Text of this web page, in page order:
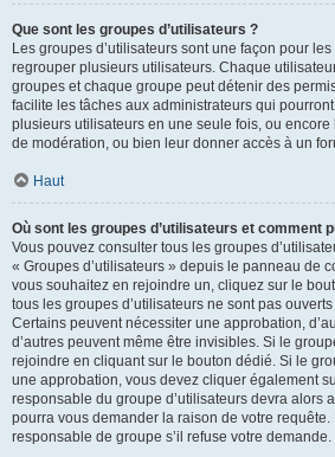
Que sont les groupes d’utilisateurs ?
Les groupes d’utilisateurs sont une façon pour
regrouper plusieurs utilisateurs. Chaque
groupes et chaque groupe peut détenir des
facilite les tâches aux administrateurs qui
plusieurs utilisateurs en une seule fois, ou
de modération, ou bien leur donner accès à un
Haut
Où sont les groupes d’utilisateurs et comment
Vous pouvez consulter tous les groupes
« Groupes d’utilisateurs » depuis le panneau de
vous souhaitez en rejoindre un, cliquez sur le
tous les groupes d’utilisateurs ne sont pas
Certains peuvent nécessiter une approbation,
d’autres peuvent même être invisibles. Si le
rejoindre en cliquant sur le bouton dédié. Si le
une approbation, vous devez cliquer également
responsable du groupe d’utilisateurs devra alors
pourra vous demander la raison de votre
responsable de groupe s’il refuse votre demande.